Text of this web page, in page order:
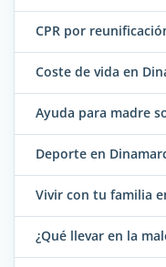
CPR por
Coste de vida en
Ayuda para madre
Deporte en
Vivir con tu familia
¿Qué llevar en la